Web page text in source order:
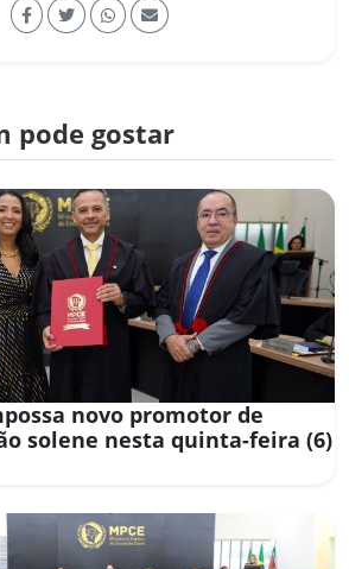
pode gostar
novo promotor de
solene nesta quinta-feira (6)